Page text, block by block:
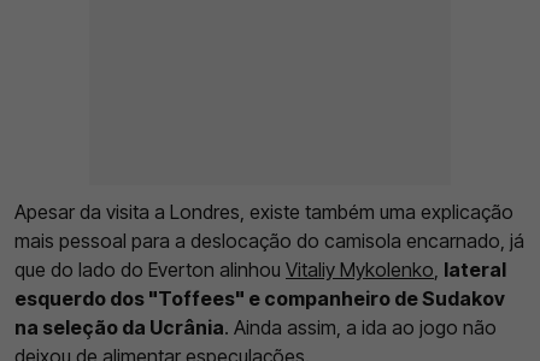
Apesar da visita a Londres, existe também uma explicação
mais pessoal para a deslocação do camisola encarnado, já
que do lado do Everton alinhou Vitaliy Mykolenko, lateral
esquerdo dos "Toffees" e companheiro de Sudakov
na seleção da Ucrânia. Ainda assim, a ida ao jogo não